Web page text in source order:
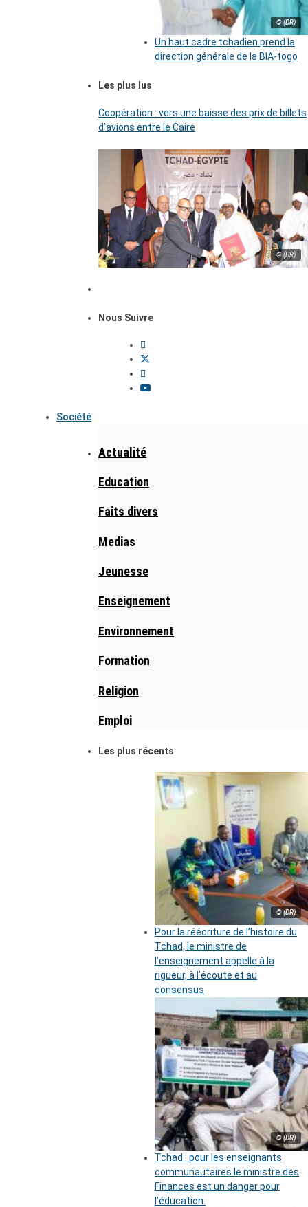
© (DR)
Un haut cadre tchadien prend la
direction générale de la BIA-togo
Les plus lus
Coopération : vers une baisse des prix de billets
d’avions entre le Caire
© (DR)
Nous Suivre
Société
Actualité
Education
Faits divers
Medias
Jeunesse
Enseignement
Environnement
Formation
Religion
Emploi
Les plus récents
© (DR)
Pour la réécriture de l’histoire du
Tchad, le ministre de
l’enseignement appelle à la
rigueur, à l’écoute et au
consensus
© (DR)
Tchad : pour les enseignants
communautaires le ministre des
Finances est un danger pour
l’éducation.